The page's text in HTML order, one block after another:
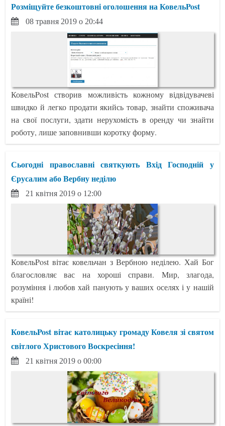
Розміщуйте безкоштовні оголошення на КовельPost
08 травня 2019 о 20:44
КовельPost створив можливість кожному відвідувачеві
швидко й легко продати якийсь товар, знайти споживача
на свої послуги, здати нерухомість в оренду чи знайти
роботу, лише заповнивши коротку форму.
Сьогодні православні святкують Вхід Господній у
Єрусалим або Вербну неділю
21 квітня 2019 о 12:00
КовельPost вітає ковельчан з Вербною неділею. Хай Бог
благословляє вас на хороші справи. Мир, злагода,
розуміння і любов хай панують у ваших оселях і у нашій
країні!
КовельPost вітає католицьку громаду Ковеля зі святом
світлого Христового Воскресіння!
21 квітня 2019 о 00:00